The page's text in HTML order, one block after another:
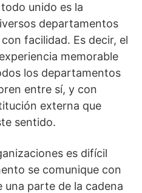
unido es la
departamentos
facilidad. Es decir, el
memorable
los departamentos
entre sí, y con
externa que
sentido.
es difícil
se comunique con
parte de la cadena